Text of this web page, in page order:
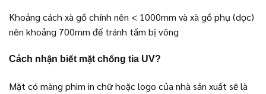
Khoảng cách xà gồ chính nên < 1000mm và xà gồ phụ (dọc)
nên khoảng 700mm để tránh tấm bị võng
Cách nhận biết mặt chống tia UV?
Mặt có màng phim in chữ hoặc logo của nhà sản xuất sẽ là